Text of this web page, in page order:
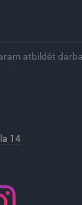
atbildēt
14